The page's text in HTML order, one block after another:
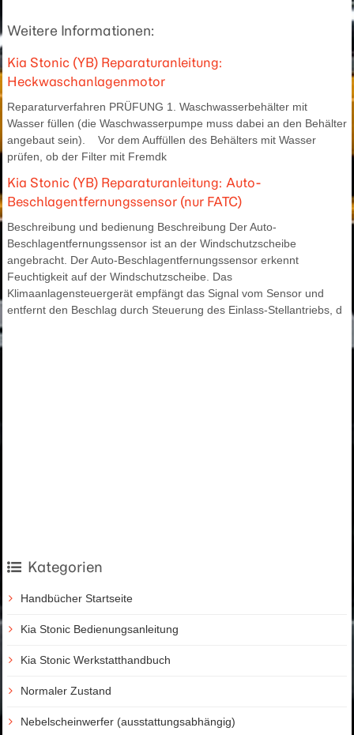
Weitere Informationen:
Kia Stonic (YB) Reparaturanleitung:
Heckwaschanlagenmotor
Reparaturverfahren PRÜFUNG 1. Waschwasserbehälter mit
Wasser füllen (die Waschwasserpumpe muss dabei an den Behälter
angebaut sein). Vor dem Auffüllen des Behälters mit Wasser
prüfen, ob der Filter mit Fremdk
Kia Stonic (YB) Reparaturanleitung: Auto-
Beschlagentfernungssensor (nur FATC)
Beschreibung und bedienung Beschreibung Der Auto-
Beschlagentfernungssensor ist an der Windschutzscheibe
angebracht. Der Auto-Beschlagentfernungssensor erkennt
Feuchtigkeit auf der Windschutzscheibe. Das
Klimaanlagensteuergerät empfängt das Signal vom Sensor und
entfernt den Beschlag durch Steuerung des Einlass-Stellantriebs, d
Kategorien
Handbücher Startseite
Kia Stonic Bedienungsanleitung
Kia Stonic Werkstatthandbuch
Normaler Zustand
Nebelscheinwerfer (ausstattungsabhängig)